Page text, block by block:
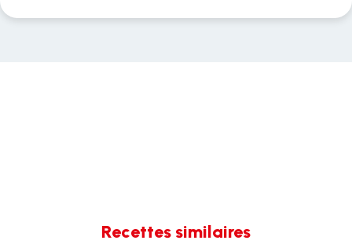
Recettes similaires